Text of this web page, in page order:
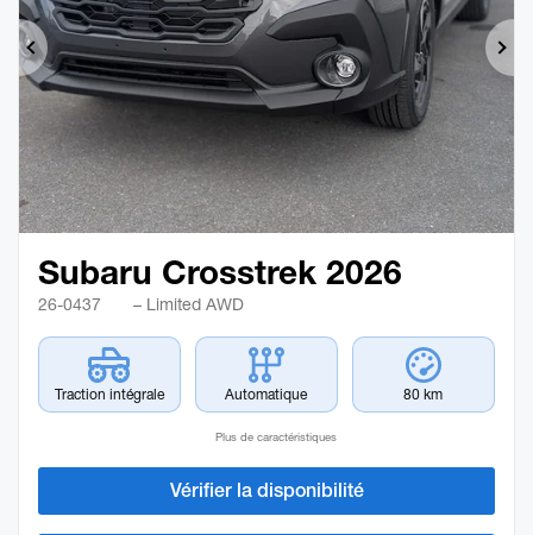
Précédent
Subaru Crosstrek 2026
26-0437 – Limited AWD
Traction intégrale Automatique 80 km
Plus de caractéristiques
Vérifier la disponibilité